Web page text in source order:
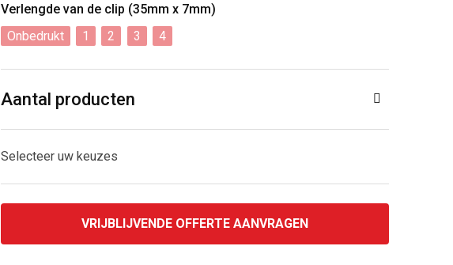
Verlengde van de clip (35mm x 7mm)
Onbedrukt
1 2 3 4
Aantal producten
Selecteer uw keuzes
VRIJBLIJVENDE OFFERTE AANVRAGEN